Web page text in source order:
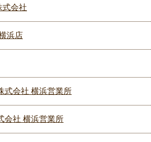
式会社
浜店
式会社 横浜営業所
会社 横浜営業所